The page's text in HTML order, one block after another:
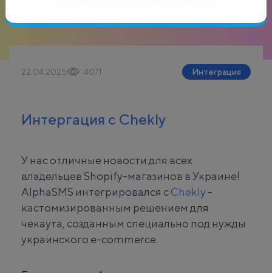
22.04.2025 4071 Интеграция
Интергация с Chekly
У нас отличные новости для всех
владельцев Shopify-магазинов в Украине!
AlphaSMS интегрировался сChekly-
кастомизированным решением для
чекаута, созданным специально под нужды
украинского e-commerce.